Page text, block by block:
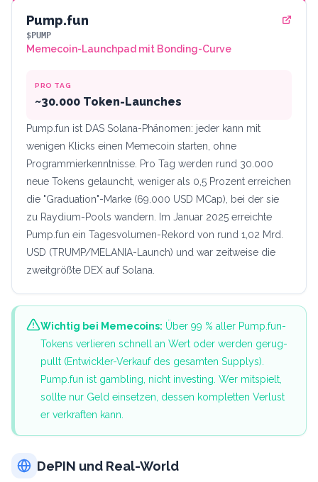
Pump.fun
$PUMP
Memecoin-Launchpad mit Bonding-Curve
PRO TAG
~30.000 Token-Launches
Pump.fun ist DAS Solana-Phänomen: jeder kann mit
wenigen Klicks einen Memecoin starten, ohne
Programmierkenntnisse. Pro Tag werden rund 30.000
neue Tokens gelauncht, weniger als 0,5 Prozent erreichen
die "Graduation"-Marke (69.000 USD MCap), bei der sie
zu Raydium-Pools wandern. Im Januar 2025 erreichte
Pump.fun ein Tagesvolumen-Rekord von rund 1,02 Mrd.
USD (TRUMP/MELANIA-Launch) und war zeitweise die
zweitgrößte DEX auf Solana.
Wichtig bei Memecoins: Über 99 % aller Pump.fun-
Tokens verlieren schnell an Wert oder werden gerug-
pullt (Entwickler-Verkauf des gesamten Supplys).
Pump.fun ist gambling, nicht investing. Wer mitspielt,
sollte nur Geld einsetzen, dessen kompletten Verlust
er verkraften kann.
DePIN und Real-World